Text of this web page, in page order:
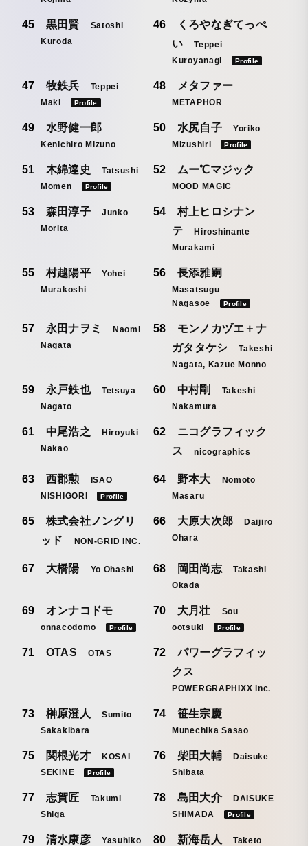
黒田賢
Satoshi
Kuroda
くろやなぎてっぺ
い
Teppei
Kuroyanagi
Profile
牧鉄兵
Teppei
Maki
Profile
メタファー
METAPHOR
水野健一郎
Kenichiro Mizuno
水尻自子
Yoriko
Mizushiri
Profile
木綿達史
Tatsushi
Momen
Profile
ムー℃マジック
MOOD MAGIC
森田淳子
Junko
Morita
村上ヒロシナン
テ
Hiroshinante
Murakami
村越陽平
Yohei
Murakoshi
長添雅嗣
Masatsugu
Nagasoe
Profile
永田ナヲミ
Naomi
Nagata
モンノカヅエ＋ナ
ガタタケシ
Takeshi
Nagata, Kazue Monno
永戸鉄也
Tetsuya
Nagato
中村剛
Takeshi
Nakamura
中尾浩之
Hiroyuki
Nakao
ニコグラフィック
ス
nicographics
西郡勲
ISAO
NISHIGORI
Profile
野本大
Nomoto
Masaru
株式会社ノングリ
ッド
NON-GRID INC.
大原大次郎
Daijiro
Ohara
大橋陽 Yo Ohashi 岡田尚志
Takashi
Okada
オンナコドモ
onnacodomo Profile
大月壮
Sou
ootsuki
Profile
OTAS OTAS
パワーグラフィッ
クス
POWERGRAPHIXX inc.
榊原澄人
Sumito
Sakakibara
笹生宗慶
Munechika Sasao
関根光才
KOSAI
SEKINE
Profile
柴田大輔
Daisuke
Shibata
志賀匠
Takumi
Shiga
島田大介
DAISUKE
SHIMADA
Profile
清水康彦
Yasuhiko
新海岳人
Taketo